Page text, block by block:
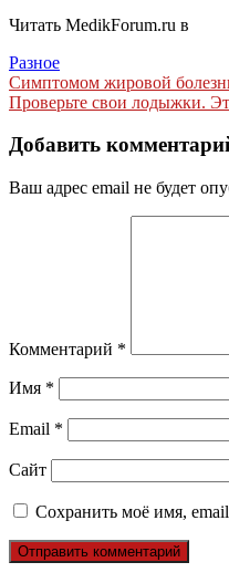
Читать MedikForum.ru в
Разное
Навигация
по
записям
Симптомом жировой
Проверьте свои лодыжки.
Добавить
Ваш адрес email не будет
Комментарий *
Имя *
Email *
Сайт
Сохранить моё имя,